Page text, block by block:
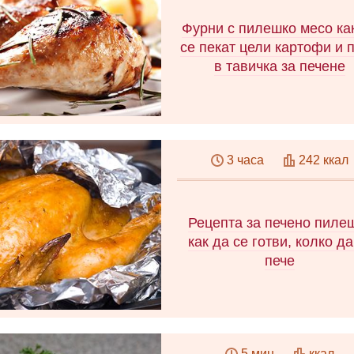
Фурни с пилешко месо
се пекат цели картофи и
в тавичка за печене
ароматно и оригинално
Предлагаме 3 рецепти за
съвети за готвене.
3 часа 242 ккал
Рецепта за печено
как да се готви, колко
пече